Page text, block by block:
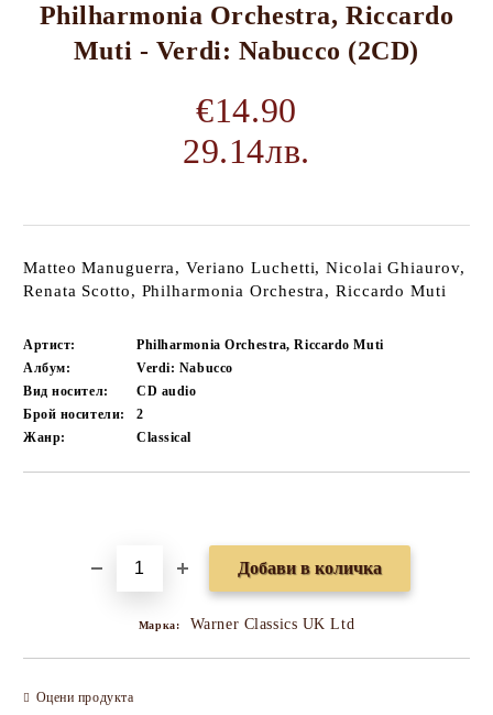
Philharmonia Orchestra, Riccardo
Muti - Verdi: Nabucco (2CD)
€14.90
29.14лв.
Matteo Manuguerra, Veriano Luchetti, Nicolai Ghiaurov,
Renata Scotto, Philharmonia Orchestra, Riccardo Muti
Артист:
Philharmonia Orchestra, Riccardo Muti
Албум:
Verdi: Nabucco
Вид носител:
CD audio
Брой носители:
2
Жанр:
Classical
Марка: Warner Classics UK Ltd
Оцени продукта